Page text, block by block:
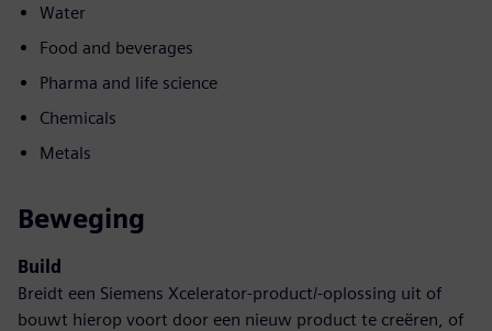
Water
Food and beverages
Pharma and life science
Chemicals
Metals
Beweging
Build
Breidt een Siemens Xcelerator-product/-oplossing uit of
bouwt hierop voort door een nieuw product te creëren, of